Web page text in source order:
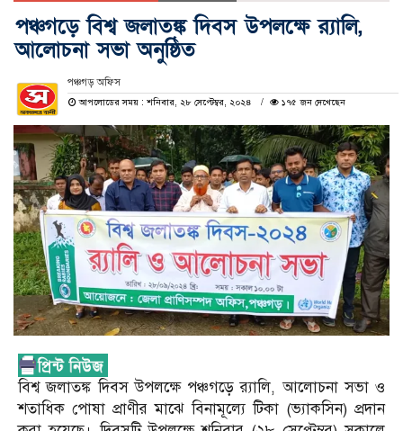
পঞ্চগড়ে বিশ্ব জলাতঙ্ক দিবস উপলক্ষে র‍্যালি,
আলোচনা সভা অনুষ্ঠিত
পঞ্চগড় অফিস
আপলোডের সময় : শনিবার, ২৮ সেপ্টেম্বর, ২০২৪
১৭৫ জন দেখেছেন
বিশ্ব জলাতঙ্ক দিবস উপলক্ষে পঞ্চগড়ে র‍্যালি, আলোচনা সভা ও
শতাধিক পোষা প্রাণীর মাঝে বিনামূল্যে টিকা (ভ্যাকসিন) প্রদান